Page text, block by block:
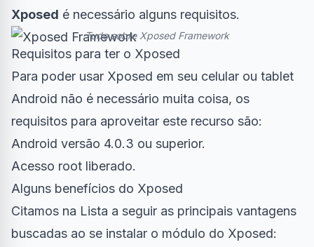
Xposed é necessário alguns requisitos.
Tudo sobre Xposed Framework
Requisitos para ter o Xposed
Para poder usar Xposed em seu celular ou tablet
Android não é necessário muita coisa, os
requisitos para aproveitar este recurso são:
Android versão 4.0.3 ou superior.
Acesso root liberado.
Alguns benefícios do Xposed
Citamos na Lista a seguir as principais vantagens
buscadas ao se instalar o módulo do Xposed: